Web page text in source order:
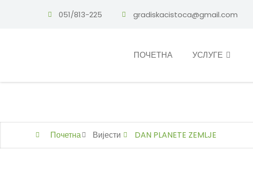
051/813-225 gradiskacistoca@gmail.com
ПОЧЕТНА УСЛУГЕ
Почетна Вијести DAN PLANETE ZEMLJE